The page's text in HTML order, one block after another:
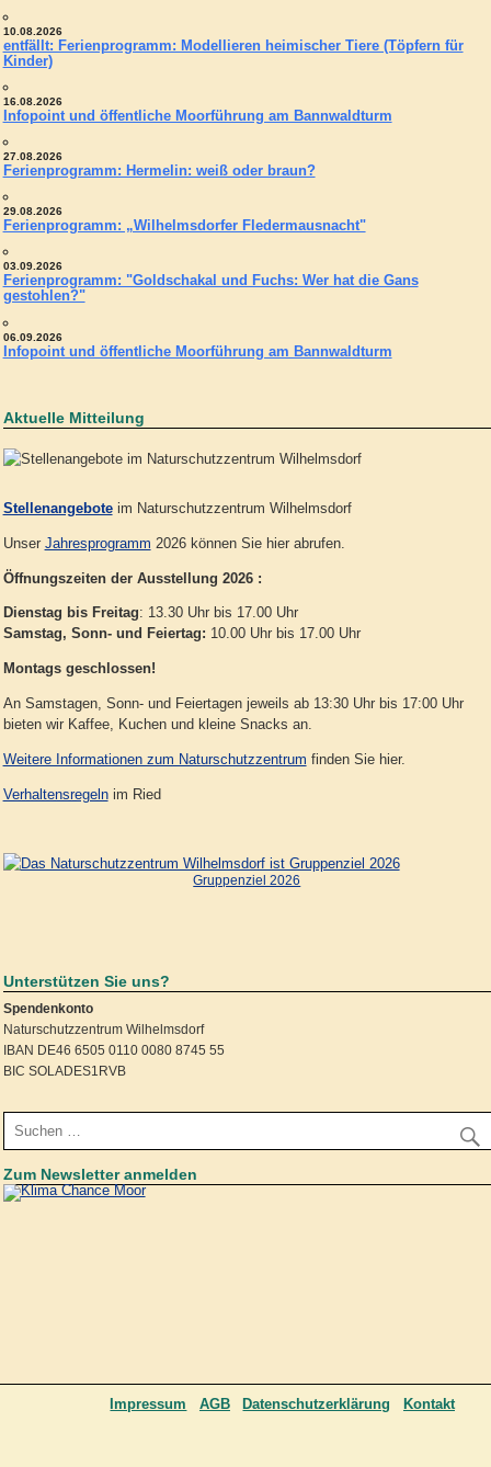
10.08.2026
entfällt: Ferienprogramm: Modellieren heimischer Tiere (Töpfern für
Kinder)
16.08.2026
Infopoint und öffentliche Moorführung am Bannwaldturm
27.08.2026
Ferienprogramm: Hermelin: weiß oder braun?
29.08.2026
Ferienprogramm: „Wilhelmsdorfer Fledermausnacht"
03.09.2026
Ferienprogramm: "Goldschakal und Fuchs: Wer hat die Gans
gestohlen?"
06.09.2026
Infopoint und öffentliche Moorführung am Bannwaldturm
Aktuelle Mitteilung
Stellenangeboteim Naturschutzzentrum Wilhelmsdorf
Unser Jahresprogramm 2026 können Sie hier abrufen.
Öffnungszeiten der Ausstellung 2026 :
Dienstag bis Freitag: 13.30 Uhr bis 17.00 Uhr
Samstag, Sonn- und Feiertag: 10.00 Uhr bis 17.00 Uhr
Montags geschlossen!
An Samstagen, Sonn- und Feiertagen jeweils ab 13:30 Uhr bis 17:00 Uhr
bieten wir Kaffee, Kuchen und kleine Snacks an.
Weitere Informationen zum Naturschutzzentrum finden Sie hier.
Verhaltensregelnim Ried
Gruppenziel 2026
Unterstützen Sie uns?
Spendenkonto
Naturschutzzentrum Wilhelmsdorf
IBAN DE46 6505 0110 0080 8745 55
BIC SOLADES1RVB
Zum Newsletter anmelden
Kontakt
Datenschutzerklärung
AGB
Impressum